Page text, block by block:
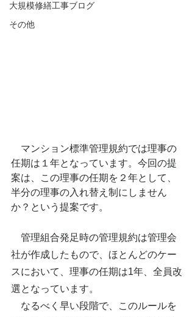
大規模修繕工事ブログ
その他
マンション標準管理規約では理事の
任期は１年となっています。今回の提
案は、この理事の任期を２年として、
半分の理事の入れ替え制にしません
か？という提案です。
管理組合発足時の管理規約は管理会
社が作成したもので、ほとんどのケー
スにおいて、理事の任期は1年、全員改
選となっています。
なるべく早い段階で、このルールを